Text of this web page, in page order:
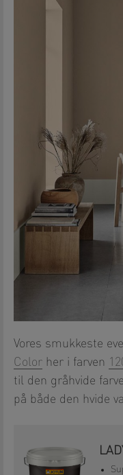
Vores smukkeste
Color her i farven
til den gråhvide
på både den hvide